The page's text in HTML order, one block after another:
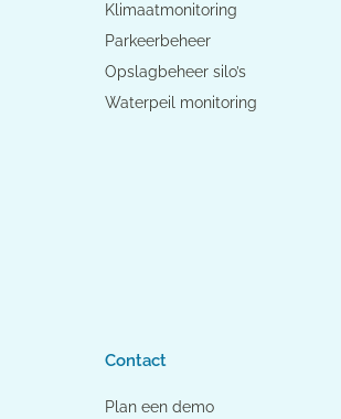
Klimaatmonitoring
Parkeerbeheer
Opslagbeheer silo’s
Waterpeil monitoring
Contact
Plan een demo